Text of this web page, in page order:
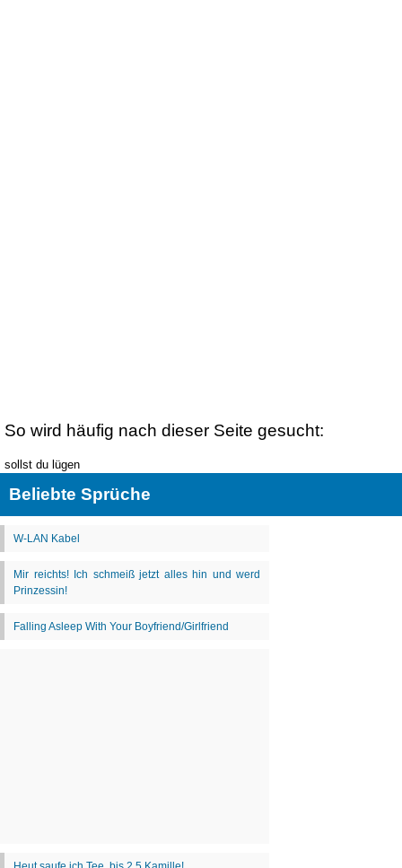
So wird häufig nach dieser Seite gesucht:
sollst du lügen
Beliebte Sprüche